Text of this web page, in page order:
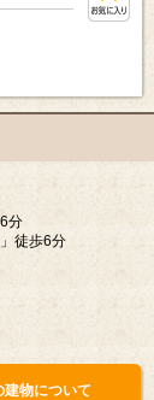
分
徒歩6分
建物について